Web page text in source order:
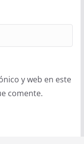
y web en este
comente.